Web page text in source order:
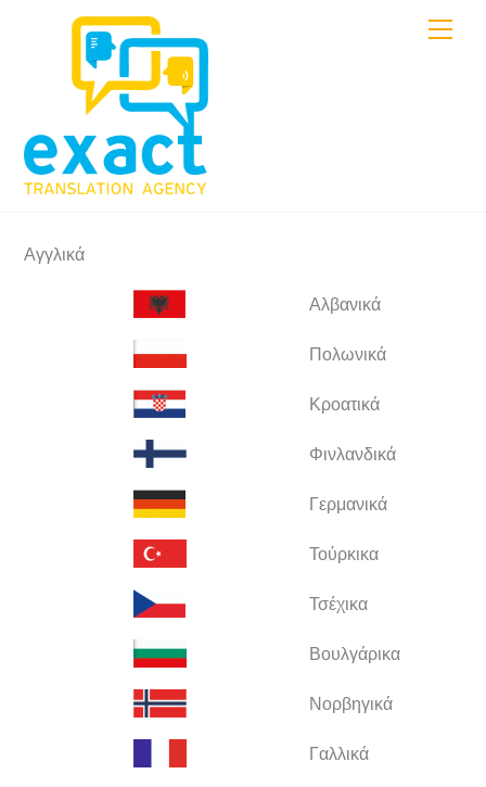
Αγγλικά
Αλβανικά
Πολωνικά
Κροατικά
Φινλανδικά
Γερμανικά
Τούρκικα
Τσέχικα
Βουλγάρικα
Νορβηγικά
Γαλλικά